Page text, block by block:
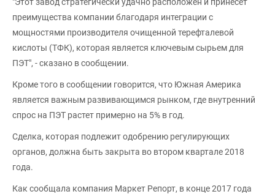
преимущества компании благодаря интеграции с
мощностями производителя очищенной терефталевой
кислоты (ТФК), которая является ключевым сырьем для
ПЭТ", - сказано в сообщении.
Кроме того в сообщении говорится, что Южная Америка
является важным развивающимся рынком, где внутренний
спрос на ПЭТ растет примерно на 5% в год.
Сделка, которая подлежит одобрению регулирующих
органов, должна быть закрыта во втором квартале 2018
года.
Как сообщала компания Маркет Репорт, в конце 2017 года